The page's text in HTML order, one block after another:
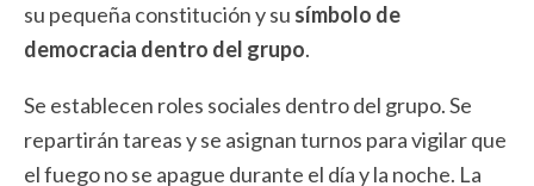
su pequeña constitución y su símbolo de
democracia dentro del grupo.
Se establecen roles sociales dentro del grupo. Se
repartirán tareas y se asignan turnos para vigilar que
el fuego no se apague durante el día y la noche. La